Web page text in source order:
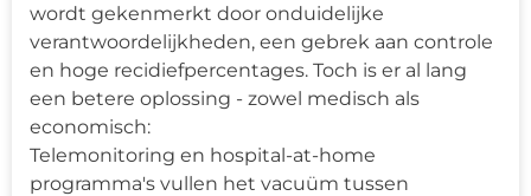
wordt gekenmerkt door onduidelijke
verantwoordelijkheden, een gebrek aan controle
en hoge recidiefpercentages. Toch is er al lang
een betere oplossing - zowel medisch als
economisch:
Telemonitoring en hospital-at-home
programma's vullen het vacuüm tussen